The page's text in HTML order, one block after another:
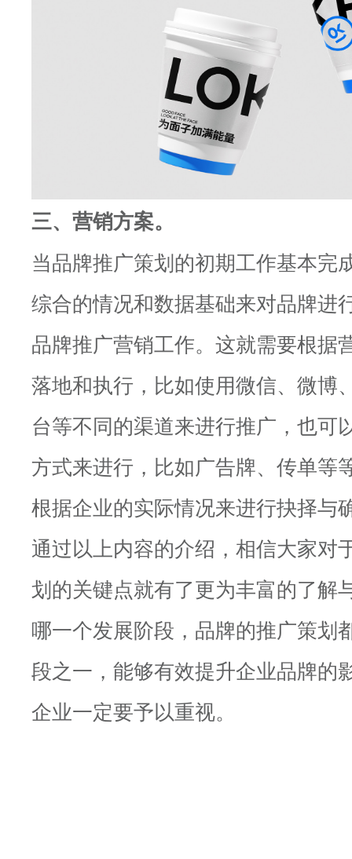
三、营销方案。
当品牌推广策划的初期工作基本完
综合的情况和数据基础来对品牌进
品牌推广营销工作。这就需要根据
落地和执行，比如使用微信、微博
台等不同的渠道来进行推广，也可
方式来进行，比如广告牌、传单等
根据企业的实际情况来进行抉择与
通过以上内容的介绍，相信大家对
划的关键点就有了更为丰富的了解
哪一个发展阶段，品牌的推广策划
段之一，能够有效提升企业品牌的
企业一定要予以重视。